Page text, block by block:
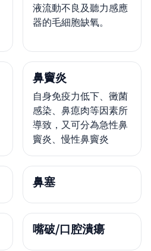
液流動不良及聽力感應
器的毛細胞缺氧。
鼻竇炎
自身免疫力低下、黴菌
感染、鼻瘜肉等因素所
導致，又可分為急性鼻
竇炎、慢性鼻竇炎
鼻塞
嘴破/口腔潰瘍